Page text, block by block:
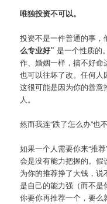
唯独投资不可以。
投资不是一件普通的事，
么专业好”是一个性质的
作、婚姻一样，搞不好命
也可以往坏了改。任何
这很可能是因为你的善
人。
然而我连“跌了怎么办”
如果一个人需要你来“推
会是没有能力把握的。
为你的推荐挣了大钱，
是自己的能力强（而不
你要你再推荐一个，要